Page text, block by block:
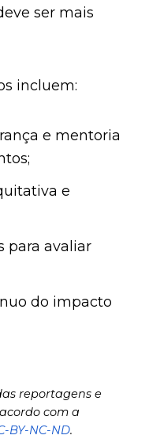
ser mais
incluem:
e mentoria
e
para avaliar
do impacto
reportagens e
com a
BY-NC-ND.